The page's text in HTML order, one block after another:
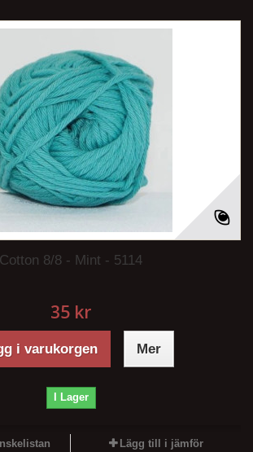
Cotton 8/8 - Mint - 5114
35 kr
i varukorgen Mer
I Lager
Lägg till i jämför